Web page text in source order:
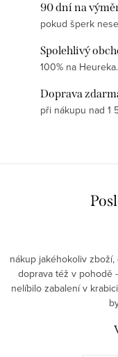
90 dní na
pokud šperk
Spolehlivý
100% na
Doprava
při nákupu nad 1
nákup jakéhokoliv
doprava též v pohodě
nelíbilo zabalení v